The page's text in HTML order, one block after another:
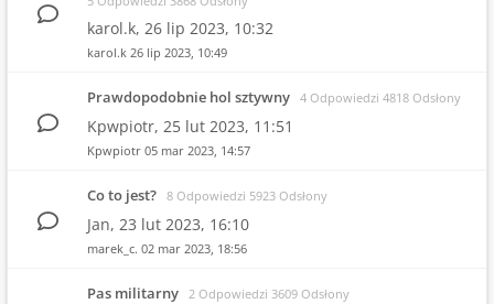
karol.k, 26 lip 2023, 10:32
karol.k 26 lip 2023, 10:49
Prawdopodobnie hol sztywny 4 Odpowiedzi 4818 Odsłony
Kpwpiotr, 25 lut 2023, 11:51
Kpwpiotr 05 mar 2023, 14:57
Co to jest? 8 Odpowiedzi 5923 Odsłony
Jan, 23 lut 2023, 16:10
marek_c. 02 mar 2023, 18:56
Pas militarny 2 Odpowiedzi 3609 Odsłony